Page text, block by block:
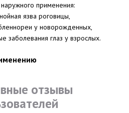
применения:
язва роговицы,
у новорожденных,
заболевания глаз у взрослых.
гнойный трахеобронхит,
путей.
отзывы